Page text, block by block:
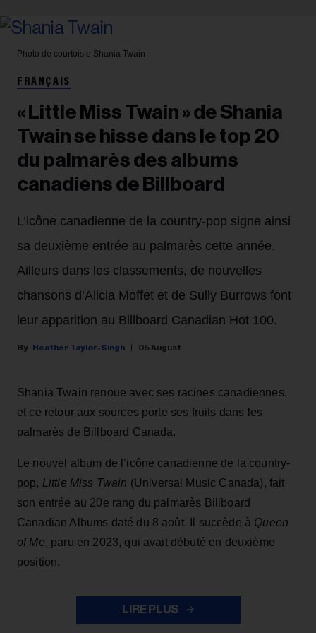
Photo de courtoisie Shania Twain
FRANÇAIS
« Little Miss Twain » de Shania
Twain se hisse dans le top 20
du palmarès des albums
canadiens de Billboard
L’icône canadienne de la country-pop signe ainsi
sa deuxième entrée au palmarès cette année.
Ailleurs dans les classements, de nouvelles
chansons d’Alicia Moffet et de Sully Burrows font
leur apparition au Billboard Canadian Hot 100.
Heather Taylor-Singh 05 August
Shania Twain renoue avec ses racines canadiennes,
et ce retour aux sources porte ses fruits dans les
palmarès de Billboard Canada.
Le nouvel album de l’icône canadienne de la country-
pop, Little Miss Twain (Universal Music Canada), fait
son entrée au 20e rang du palmarès Billboard
Canadian Albums daté du 8 août. Il succède à Queen
of Me, paru en 2023, qui avait débuté en deuxième
position.
LIRE PLUS